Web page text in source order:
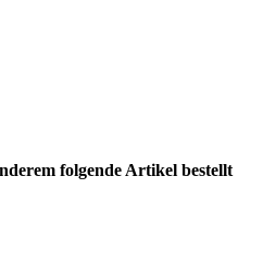
folgende Artikel bestellt